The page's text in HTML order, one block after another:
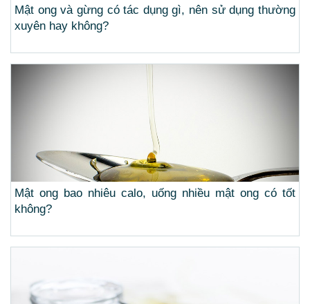
Mật ong và gừng có tác dụng gì, nên sử dụng thường
xuyên hay không?
Mật ong bao nhiêu calo, uống nhiều mật ong có tốt
không?